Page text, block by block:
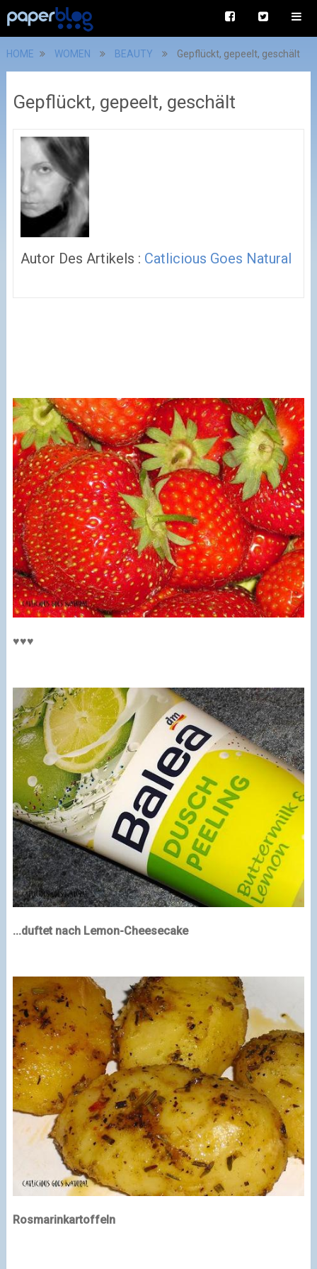
HOME WOMEN BEAUTY Gepflückt, gepeelt, geschält
Gepflückt, gepeelt, geschält
Autor Des Artikels : Catlicious Goes Natural
♥♥♥
...duftet nach Lemon-Cheesecake
Rosmarinkartoffeln